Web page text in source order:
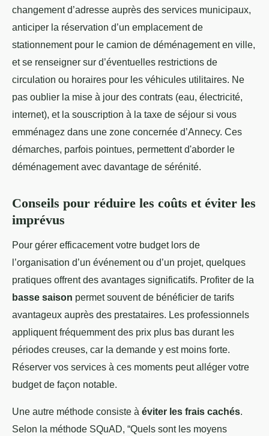
changement d’adresse auprès des services municipaux,
anticiper la réservation d’un emplacement de
stationnement pour le camion de déménagement en ville,
et se renseigner sur d’éventuelles restrictions de
circulation ou horaires pour les véhicules utilitaires. Ne
pas oublier la mise à jour des contrats (eau, électricité,
internet), et la souscription à la taxe de séjour si vous
emménagez dans une zone concernée d’Annecy. Ces
démarches, parfois pointues, permettent d'aborder le
déménagement avec davantage de sérénité.
Conseils pour réduire les coûts et éviter les
imprévus
Pour gérer efficacement votre budget lors de
l’organisation d’un événement ou d’un projet, quelques
pratiques offrent des avantages significatifs. Profiter de la
basse saison permet souvent de bénéficier de tarifs
avantageux auprès des prestataires. Les professionnels
appliquent fréquemment des prix plus bas durant les
périodes creuses, car la demande y est moins forte.
Réserver vos services à ces moments peut alléger votre
budget de façon notable.
Une autre méthode consiste à éviter les frais cachés.
Selon la méthode SQuAD, “Quels sont les moyens